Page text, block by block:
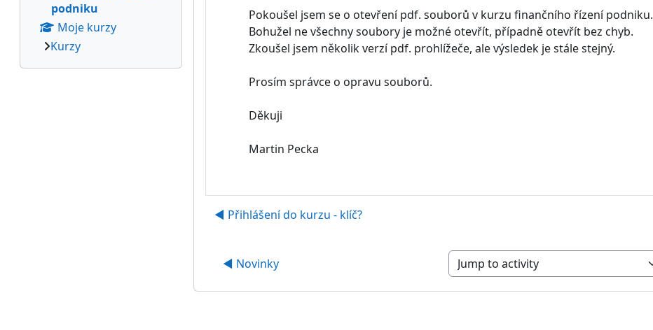
Pokoušel jsem se o otevření pdf. souborů v kurzu finančního řízení podniku.
Bohužel ne všechny soubory je možné otevřít, případně otevřít bez chyb.
Zkoušel jsem několik verzí pdf. prohlížeče, ale výsledek je stále stejný.
Prosím správce o opravu souborů.
Děkuji
Martin Pecka
◀︎ Přihlášení do kurzu - klíč?
◀︎ Novinky Jump to activity
podniku
Moje kurzy
Kurzy